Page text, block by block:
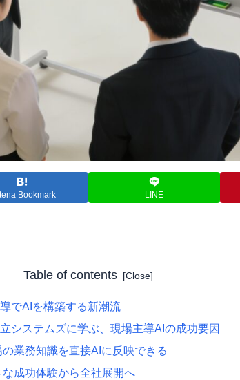
Bookmark LINE
Table of contents
でAIを構築する新潮流
システムズに学ぶ、現場主導AIの成功要因
の業務知識を直接AIに反映できる
な成功体験から全社展開へ